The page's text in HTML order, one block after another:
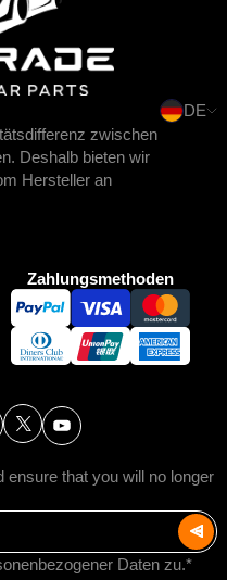
DE
zwischen
Deshalb bieten wir
Hersteller an
Zahlungsmethoden
ensure that you will no longer
Daten zu.*